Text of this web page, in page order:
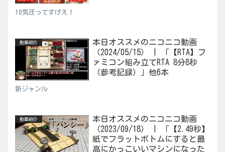
10気圧ってすげえ！
動画紹介
本日オススメのニコニコ動画
（2024/05/15） | 「【RTA】フ
ァミコン組み立てRTA 8分8秒
（参考記録）」他6本
新ジャンル
動画紹介
本日オススメのニコニコ動画
（2023/09/18） | 「【2.49秒】
紙でフラットボトムにすると最
高にかっこいいマシンになった